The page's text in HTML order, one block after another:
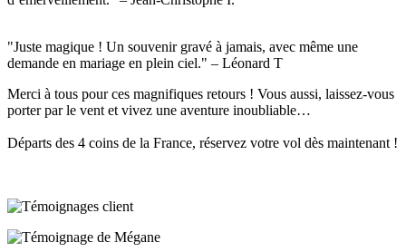
"Juste magique ! Un souvenir gravé à jamais, avec même une
demande en mariage en plein ciel." – Léonard T
Merci à tous pour ces magnifiques retours ! Vous aussi, laissez-vous
porter par le vent et vivez une aventure inoubliable…
Départs des 4 coins de la France, réservez votre vol dès maintenant !